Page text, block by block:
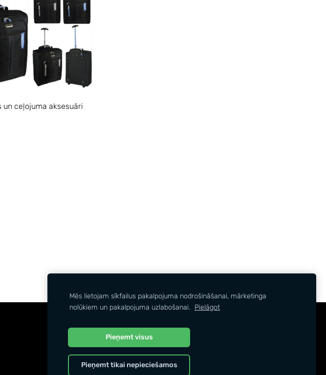
un ceļojuma aksesuāri
Mēs lietojam sīkfailus pakalpojuma nodrošināšanai, mārketinga
nolūkiem un pakalpojuma uzlabošanai. Pielāgot
Pieņemt visus
Pieņemt tikai nepieciešamos